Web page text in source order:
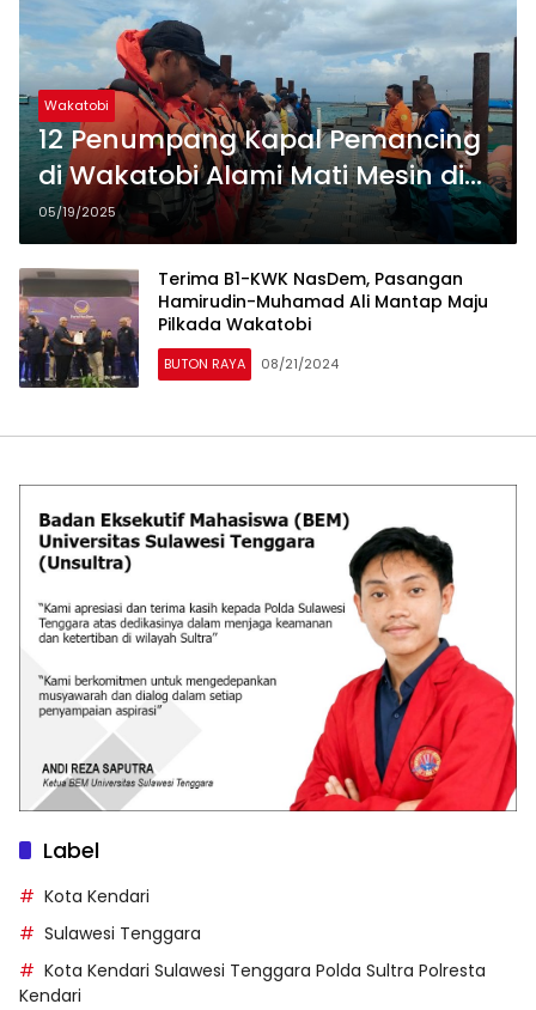
Wakatobi
12 Penumpang Kapal Pemancing
di Wakatobi Alami Mati Mesin di
Perairan Kaledupa
05/19/2025
Terima B1-KWK NasDem, Pasangan
Hamirudin-Muhamad Ali Mantap Maju
Pilkada Wakatobi
BUTON RAYA 08/21/2024
Label
Kota Kendari
Sulawesi Tenggara
Kota Kendari Sulawesi Tenggara Polda Sultra Polresta
Kendari